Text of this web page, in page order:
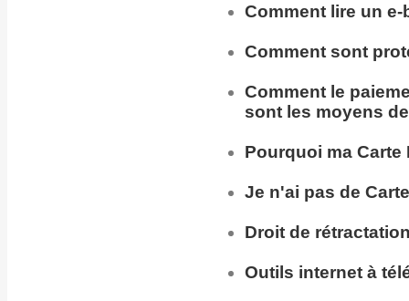
Comment lire un
Comment sont
Comment le
sont les moyens
Pourquoi ma Carte
Je n'ai pas de
Droit de
Outils internet à